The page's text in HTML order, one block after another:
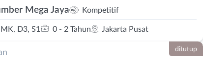
Mega Jaya Kompetitif
D3, S1 0 - 2 Tahun Jakarta Pusat
ditutup